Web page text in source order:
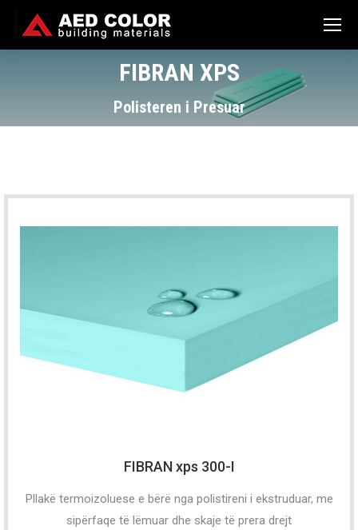
FIBRAN XPS
Polisteren i Presuar
FIBRAN xps 300-I
Pllakë termoizoluese e bërë nga polistireni i ekstruduar, me
sipërfaqe të lëmuar dhe skaje të prera drejt